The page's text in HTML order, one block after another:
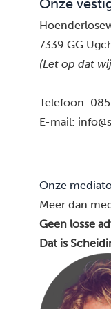
Onze
7339 GG
(Let op dat
Telefoon:
E-mail:
Onze
Meer dan
Geen losse
Dat is